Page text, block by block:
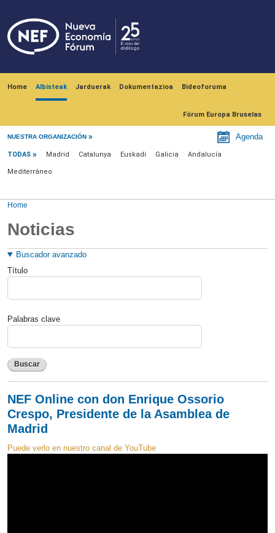
Home Albisteak Jarduerak Dokumentazioa Bideoforuma
Fórum Europa Bruselas
NUESTRA ORGANIZACIÓN Agenda
Menú noticias
TODAS Madrid Catalunya Euskadi Galicia Andalucía
Mediterráneo
Home
Noticias
Buscador avanzado
Título
Palabras clave
Buscar
NEF Online con don Enrique Ossorio
Crespo, Presidente de la Asamblea de
Madrid
Puede verlo en nuestro canal de YouTube